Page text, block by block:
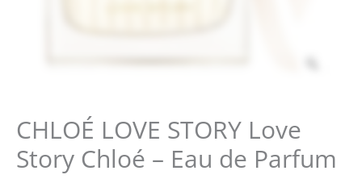
CHLOÉ LOVE STORY Love
Story Chloé – Eau de Parfum